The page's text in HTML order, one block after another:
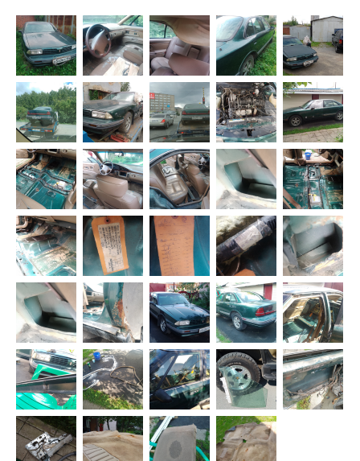
павшим остальные события были отображены именно так,
как они происходили.. Итак, после отправки Меркури...